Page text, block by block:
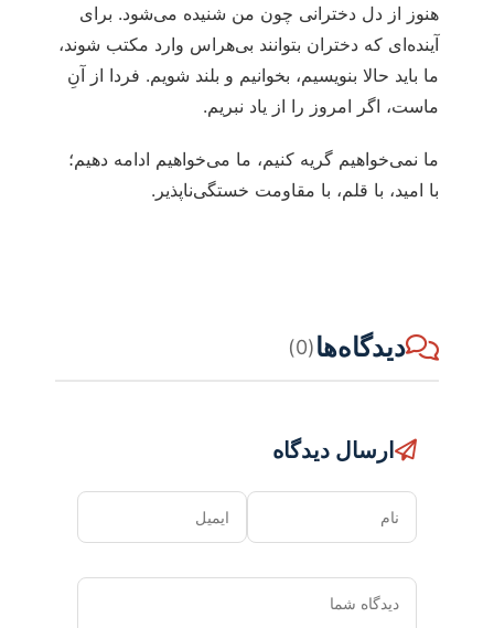
هنوز از دل دخترانی چون من شنیده می‌شود. برای
آینده‌ای که دختران بتوانند بی‌هراس وارد مکتب شوند،
ما باید حالا بنویسیم، بخوانیم و بلند شویم. فردا از آنِ
ماست، اگر امروز را از یاد نبریم.
ما نمی‌خواهیم گریه کنیم، ما می‌خواهیم ادامه دهیم؛
با امید، با قلم، با مقاومت خستگی‌ناپذیر.
دیدگاه‌ها(0)
ارسال دیدگاه
نام ایمیل
دیدگاه